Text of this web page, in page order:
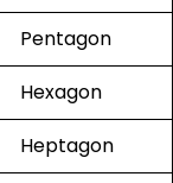
Pentagon
Hexagon
Heptagon